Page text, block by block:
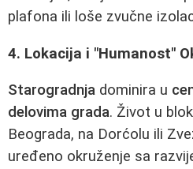
plafona ili loše zvučne
4. Lokacija i "Humanost"
Starogradnja dominira u
delovima grada. Život u
Beograda, na Dorćolu ili
uređeno okruženje sa